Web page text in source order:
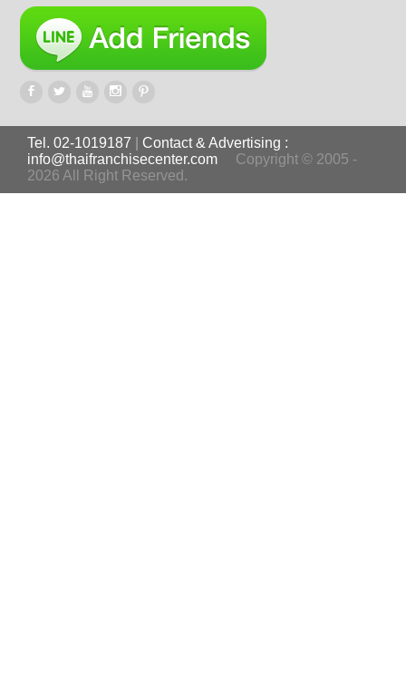
Tel. 02-1019187
Contact & Advertising :
info@thaifranchisecenter.com
Copyright © 2005 -
2026 All Right Reserved.